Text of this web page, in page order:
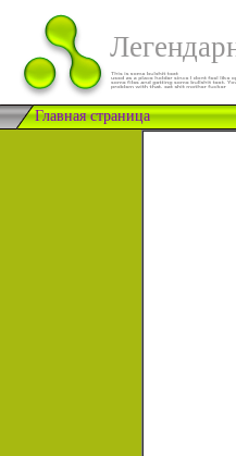
Главная страница